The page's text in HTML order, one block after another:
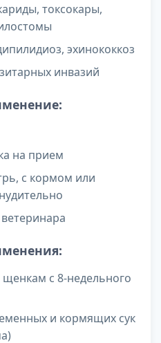
токсокары,
эхинококкоз
инвазий
на прием
с кормом или
с 8-недельного
и кормящих сук